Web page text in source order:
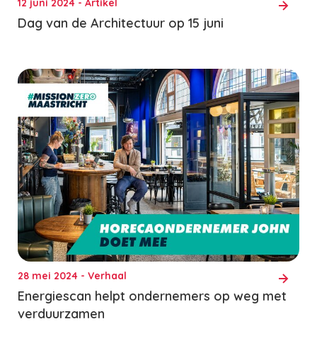
12 juni 2024 - Artikel
Dag van de Architectuur op 15 juni
28 mei 2024 - Verhaal
Energiescan helpt ondernemers op weg met
verduurzamen